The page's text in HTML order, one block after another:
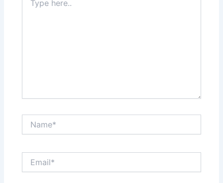
here..